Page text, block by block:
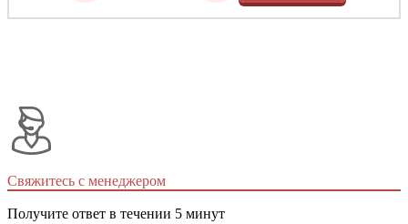
Свяжитесь с менеджером
Получите ответ в течении 5 минут